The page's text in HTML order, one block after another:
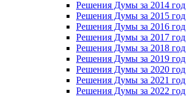
Решения Думы за 2014 год
Решения Думы за 2015 год
Решения Думы за 2016 год
Решения Думы за 2017 год
Решения Думы за 2018 год
Решения Думы за 2019 год
Решения Думы за 2020 год
Решения Думы за 2021 год
Решения Думы за 2022 год